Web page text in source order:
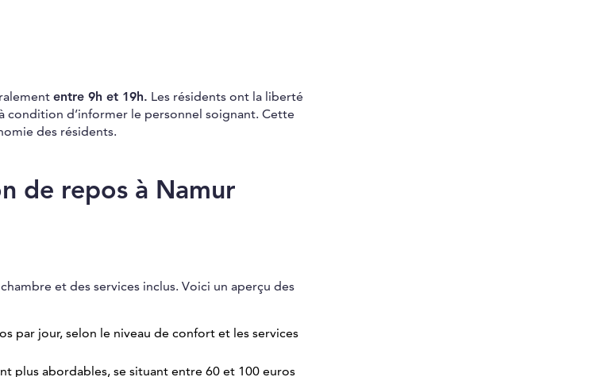
entre 9h et 19h. Les résidents ont la liberté
condition d’informer le personnel soignant. Cette
des résidents.
de repos à Namur
et des services inclus. Voici un aperçu des
par jour, selon le niveau de confort et les services
plus abordables, se situant entre 60 et 100 euros